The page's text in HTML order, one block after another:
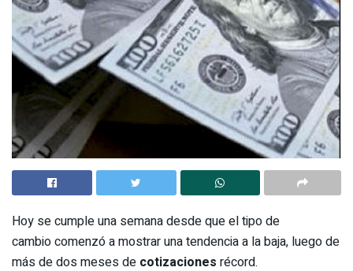
Hoy se cumple una semana desde que el tipo de
cambio comenzó a mostrar una tendencia a la baja, luego de
más de dos meses de cotizaciones récord.